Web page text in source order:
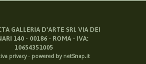
GALLERIA D'ARTE SRL VIA DEI
140 - 00186 - ROMA - IVA:
10654351005
privacy- powered by netSnap.it